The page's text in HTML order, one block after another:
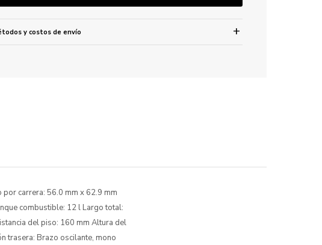
y costos de envío
carrera: 56.0 mm x 62.9 mm
combustible: 12 l Largo total:
del piso: 160 mm Altura del
trasera: Brazo oscilante, mono